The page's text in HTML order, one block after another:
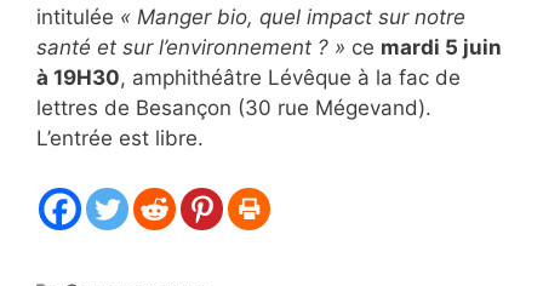
intitulée « Manger bio, quel impact sur notre
santé et sur l’environnement ? » ce mardi 5 juin
à 19H30, amphithéâtre Lévêque à la fac de
lettres de Besançon (30 rue Mégevand).
L’entrée est libre.